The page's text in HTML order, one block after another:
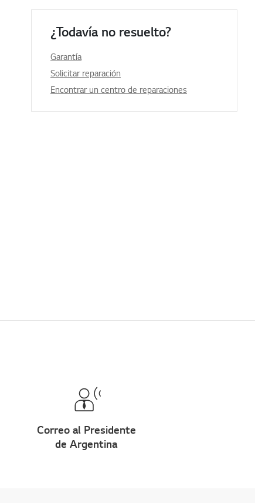
¿Todavía no resuelto?
Garantía
Solicitar reparación
Encontrar un centro de reparaciones
Correo al Presidente
de Argentina